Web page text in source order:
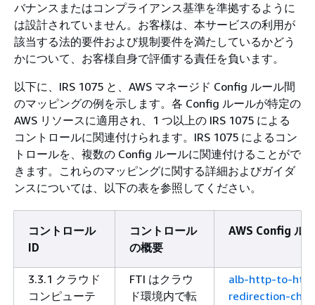
バナンスまたはコンプライアンス基準を準拠するように
は設計されていません。お客様は、本サービスの利用が
該当する法的要件および規制要件を満たしているかどう
かについて、お客様自身で評価する責任を負います。
以下に、IRS 1075 と、AWS マネージド Config ルール間
のマッピングの例を示します。各 Config ルールが特定の
AWS リソースに適用され、1 つ以上の IRS 1075 による
コントロールに関連付けられます。IRS 1075 によるコン
トロールを、複数の Config ルールに関連付けることがで
きます。これらのマッピングに関する詳細およびガイダ
ンスについては、以下の表を参照してください。
コントロール
ID
コントロール
の概要
AWS Config ル
3.3.1 クラウド
コンピューテ
FTI はクラウ
ド環境内で転
alb-http-to-
redirection-